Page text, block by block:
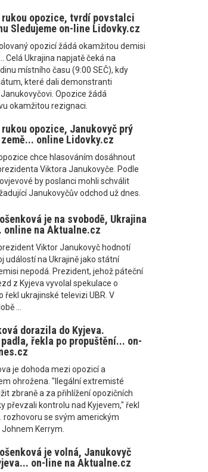
rukou opozice, tvrdí povstalci
Sledujeme on-line Lidovky.cz
opozicí žádá okamžitou demisi
Celá Ukrajina napjatě čeká na
místního času (9:00 SEČ), kdy
které dali demonstranti
Opozice žádá
okamžitou rezignaci.
rukou opozice, Janukovyč prý
online Lidovky.cz
chce hlasováním dosáhnout
Viktora Janukovyče. Podle
by poslanci mohli schválit
Janukovyčův odchod už dnes.
je na svobodě, Ukrajina
online na Aktualne.cz
Viktor Janukovyč hodnotí
událostí na Ukrajině jako státní
nepodá. Prezident, jehož páteční
z Kyjeva vyvolal spekulace o
řekl ukrajinské televizi UBR. V
...
dorazila do Kyjeva.
řekla po propuštění... on-
je dohoda mezi opozicí a
ohrožena. "Ilegální extremisté
zbraně a za přihlížení opozičních
převzali kontrolu nad Kyjevem," řekl
rozhovoru se svým americkým
Kerrym.
je volná, Janukovyč
on-line na Aktualne.cz